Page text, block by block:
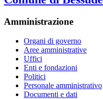
Amministrazione
Organi di governo
Aree amministrative
Uffici
Enti e fondazioni
Politici
Personale amministrativo
Documenti e dati